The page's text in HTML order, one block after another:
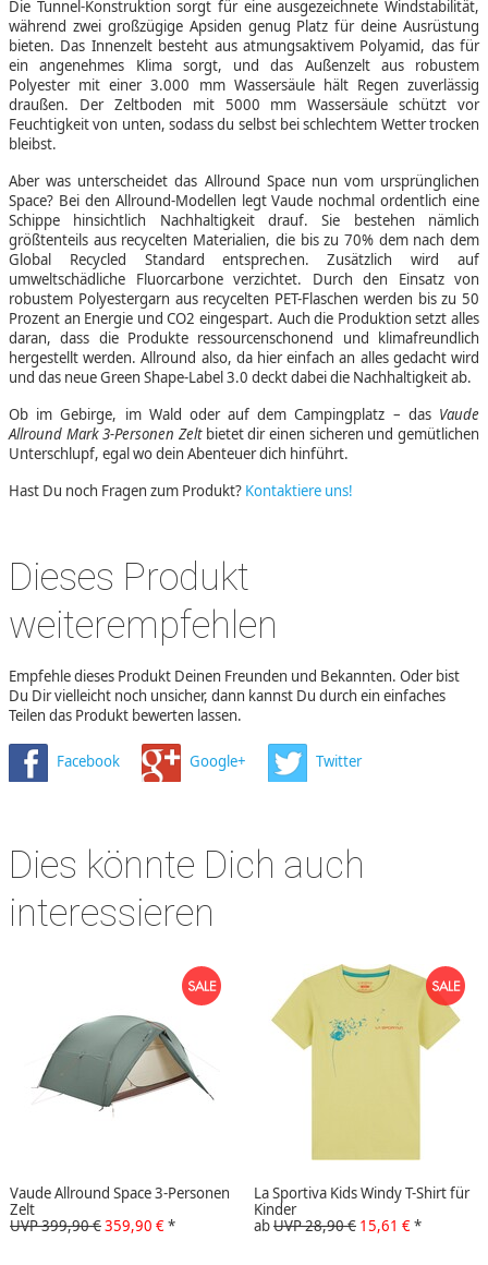
Die Tunnel-Konstruktion sorgt für eine ausgezeichnete Windstabilität,
während zwei großzügige Apsiden genug Platz für deine Ausrüstung
bieten. Das Innenzelt besteht aus atmungsaktivem Polyamid, das für
ein angenehmes Klima sorgt, und das Außenzelt aus robustem
Polyester mit einer 3.000 mm Wassersäule hält Regen zuverlässig
draußen. Der Zeltboden mit 5000 mm Wassersäule schützt vor
Feuchtigkeit von unten, sodass du selbst bei schlechtem Wetter trocken
bleibst.
Aber was unterscheidet das Allround Space nun vom ursprünglichen
Space? Bei den Allround-Modellen legt Vaude nochmal ordentlich eine
Schippe hinsichtlich Nachhaltigkeit drauf. Sie bestehen nämlich
größtenteils aus recycelten Materialien, die bis zu 70% dem nach dem
Global Recycled Standard entsprechen. Zusätzlich wird auf
umweltschädliche Fluorcarbone verzichtet. Durch den Einsatz von
robustem Polyestergarn aus recycelten PET-Flaschen werden bis zu 50
Prozent an Energie und CO2 eingespart. Auch die Produktion setzt alles
daran, dass die Produkte ressourcenschonend und klimafreundlich
hergestellt werden. Allround also, da hier einfach an alles gedacht wird
und das neue Green Shape-Label 3.0 deckt dabei die Nachhaltigkeit ab.
Ob im Gebirge, im Wald oder auf dem Campingplatz – das Vaude
Allround Mark 3-Personen Zeltbietet dir einen sicheren und gemütlichen
Unterschlupf, egal wo dein Abenteuer dich hinführt.
Hast Du noch Fragen zum Produkt? Kontaktiere uns!
Dieses Produkt
weiterempfehlen
Empfehle dieses Produkt Deinen Freunden und Bekannten. Oder bist
Du Dir vielleicht noch unsicher, dann kannst Du durch ein einfaches
Teilen das Produkt bewerten lassen.
Facebook Google+ Twitter
Dies könnte Dich auch
interessieren
Vaude Allround Space 3-Personen
Zelt
UVP 399,90 €359,90 €*
La Sportiva Kids Windy T-Shirt für
Kinder
abUVP 28,90 € 15,61 €*